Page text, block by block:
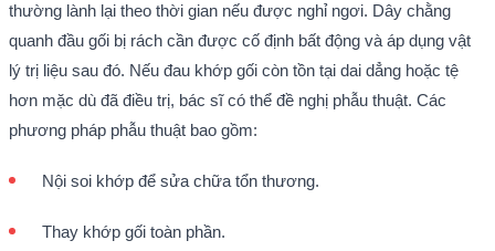
thường lành lại theo thời gian nếu được nghỉ ngơi. Dây chằng
quanh đầu gối bị rách cần được cố định bất động và áp dụng vật
lý trị liệu sau đó. Nếu đau khớp gối còn tồn tại dai dẳng hoặc tệ
hơn mặc dù đã điều trị, bác sĩ có thể đề nghị phẫu thuật. Các
phương pháp phẫu thuật bao gồm:
Nội soi khớp để sửa chữa tổn thương.
Thay khớp gối toàn phần.